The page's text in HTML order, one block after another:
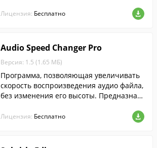
дельных треков или альбомов....
Лицензия: Бесплатно
Audio Speed Changer Pro
Версия: 1.5 (1.65 МБ)
Программа, позволяющая увеличивать
скорость воспроизведения аудио файла,
без изменения его высоты. Предназнач
аудио книг и подкастов.
Лицензия: Бесплатно